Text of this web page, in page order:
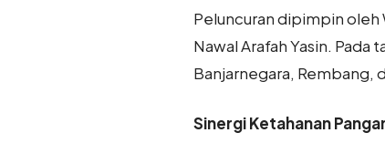
Peluncuran dipimpin oleh
Nawal Arafah Yasin.
Banjarnegara, Rembang,
Sinergi Ketahanan